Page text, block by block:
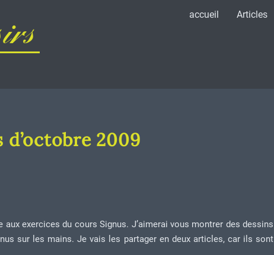
accueil Articles
d’octobre 2009
exercices du cours Signus. J’aimerai vous montrer des dessins
sur les mains. Je vais les partager en deux articles, car ils sont